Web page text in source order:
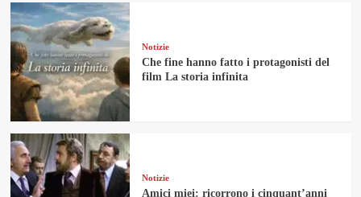
Notizie
Che fine hanno fatto i protagonisti del
film La storia infinita
Notizie
Amici miei: ricorrono i cinquant’anni